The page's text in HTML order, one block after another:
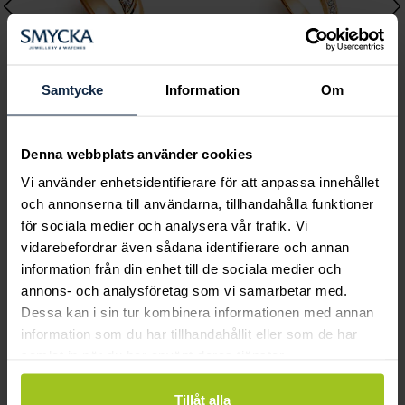
Samtycke Information Om
Denna webbplats använder cookies
Vi använder enhetsidentifierare för att anpassa innehållet
och annonserna till användarna, tillhandahålla funktioner
för sociala medier och analysera vår trafik. Vi
vidarebefordrar även sådana identifierare och annan
information från din enhet till de sociala medier och
annons- och analysföretag som vi samarbetar med.
Dessa kan i sin tur kombinera informationen med annan
information som du har tillhandahållit eller som de har
Tillåt alla
Katja 0,12 ct rödguld
Pris:16 680 kr
16 680 kr
Joline 0,20 ct rödguld
Pris:19 360 kr
19 360 kr
Andra köpte också